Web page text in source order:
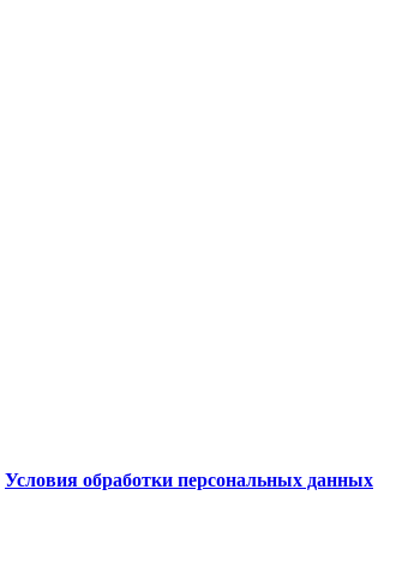
Условия обработки персональных данных